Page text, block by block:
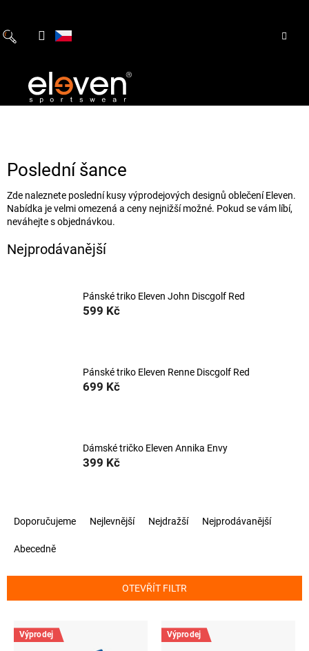
obsah
Poslední šance
Zde naleznete poslední kusy výprodejových designů oblečení Eleven.
Nabídka je velmi omezená a ceny nejnižší možné. Pokud se vám líbí,
neváhejte s objednávkou.
Nejprodávanější
Pánské triko Eleven John Discgolf Red
599 Kč
Pánské triko Eleven Renne Discgolf Red
699 Kč
Dámské tričko Eleven Annika Envy
399 Kč
p
Doporučujeme Nejlevnější Nejdražší Nejprodávanější
Abecedně
OTEVŘÍT FILTR
Výprodej Výprodej